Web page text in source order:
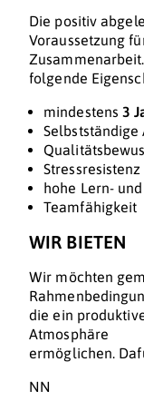
Die positiv
Voraussetzung
folgende
mindestens3
Selbstständige
Stressresistenz
hohe Lern-
Teamfähigkeit
WIR BIETEN
Wir möchten
die ein
Atmosphäre
ermöglichen.
NN